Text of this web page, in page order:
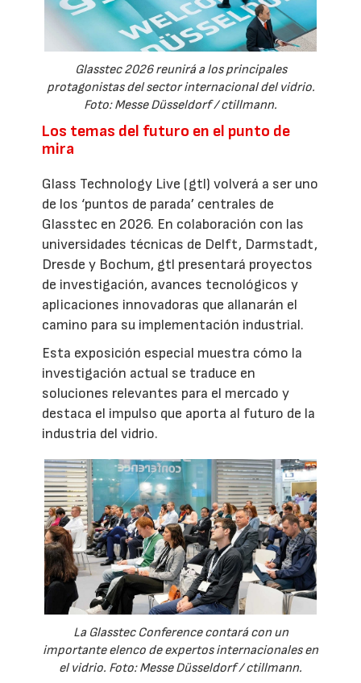
Glasstec 2026 reunirá a los principales
protagonistas del sector internacional del vidrio.
Foto: Messe Düsseldorf / ctillmann.
Los temas del futuro en el punto de
mira
Glass Technology Live (gtl) volverá a ser uno
de los ‘puntos de parada’ centrales de
Glasstec en 2026. En colaboración con las
universidades técnicas de Delft, Darmstadt,
Dresde y Bochum, gtl presentará proyectos
de investigación, avances tecnológicos y
aplicaciones innovadoras que allanarán el
camino para su implementación industrial.
Esta exposición especial muestra cómo la
investigación actual se traduce en
soluciones relevantes para el mercado y
destaca el impulso que aporta al futuro de la
industria del vidrio.
La Glasstec Conference contará con un
importante elenco de expertos internacionales en
el vidrio. Foto: Messe Düsseldorf / ctillmann.